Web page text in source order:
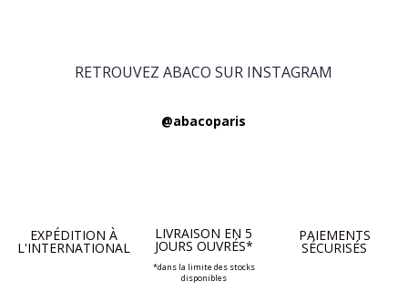
RETROUVEZ ABACO SUR INSTAGRAM
@abacoparis
EXPÉDITION À
L'INTERNATIONAL
LIVRAISON EN 5
JOURS OUVRÉS*
*dans la limite des stocks
disponibles
PAIEMENTS
SÉCURISÉS